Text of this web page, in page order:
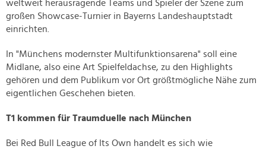
weltweit herausragende Teams und Spieler der Szene zum
großen Showcase-Turnier in Bayerns Landeshauptstadt
einrichten.
In "Münchens modernster Multifunktionsarena" soll eine
Midlane, also eine Art Spielfeldachse, zu den Highlights
gehören und dem Publikum vor Ort größtmögliche Nähe zum
eigentlichen Geschehen bieten.
T1 kommen für Traumduelle nach München
Bei Red Bull League of Its Own handelt es sich wie